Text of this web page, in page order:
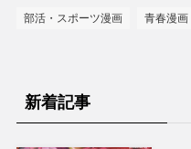
部活・スポーツ漫画 青春漫画
新着記事